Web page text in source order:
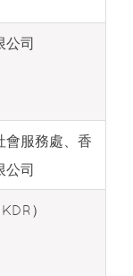
公司
會服務處、香
公司
）